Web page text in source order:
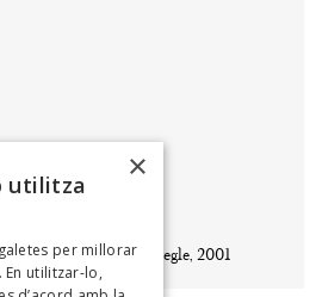
poetes per al nou segle, 2001
×
utilitza
per millorar
utilitzar-lo,